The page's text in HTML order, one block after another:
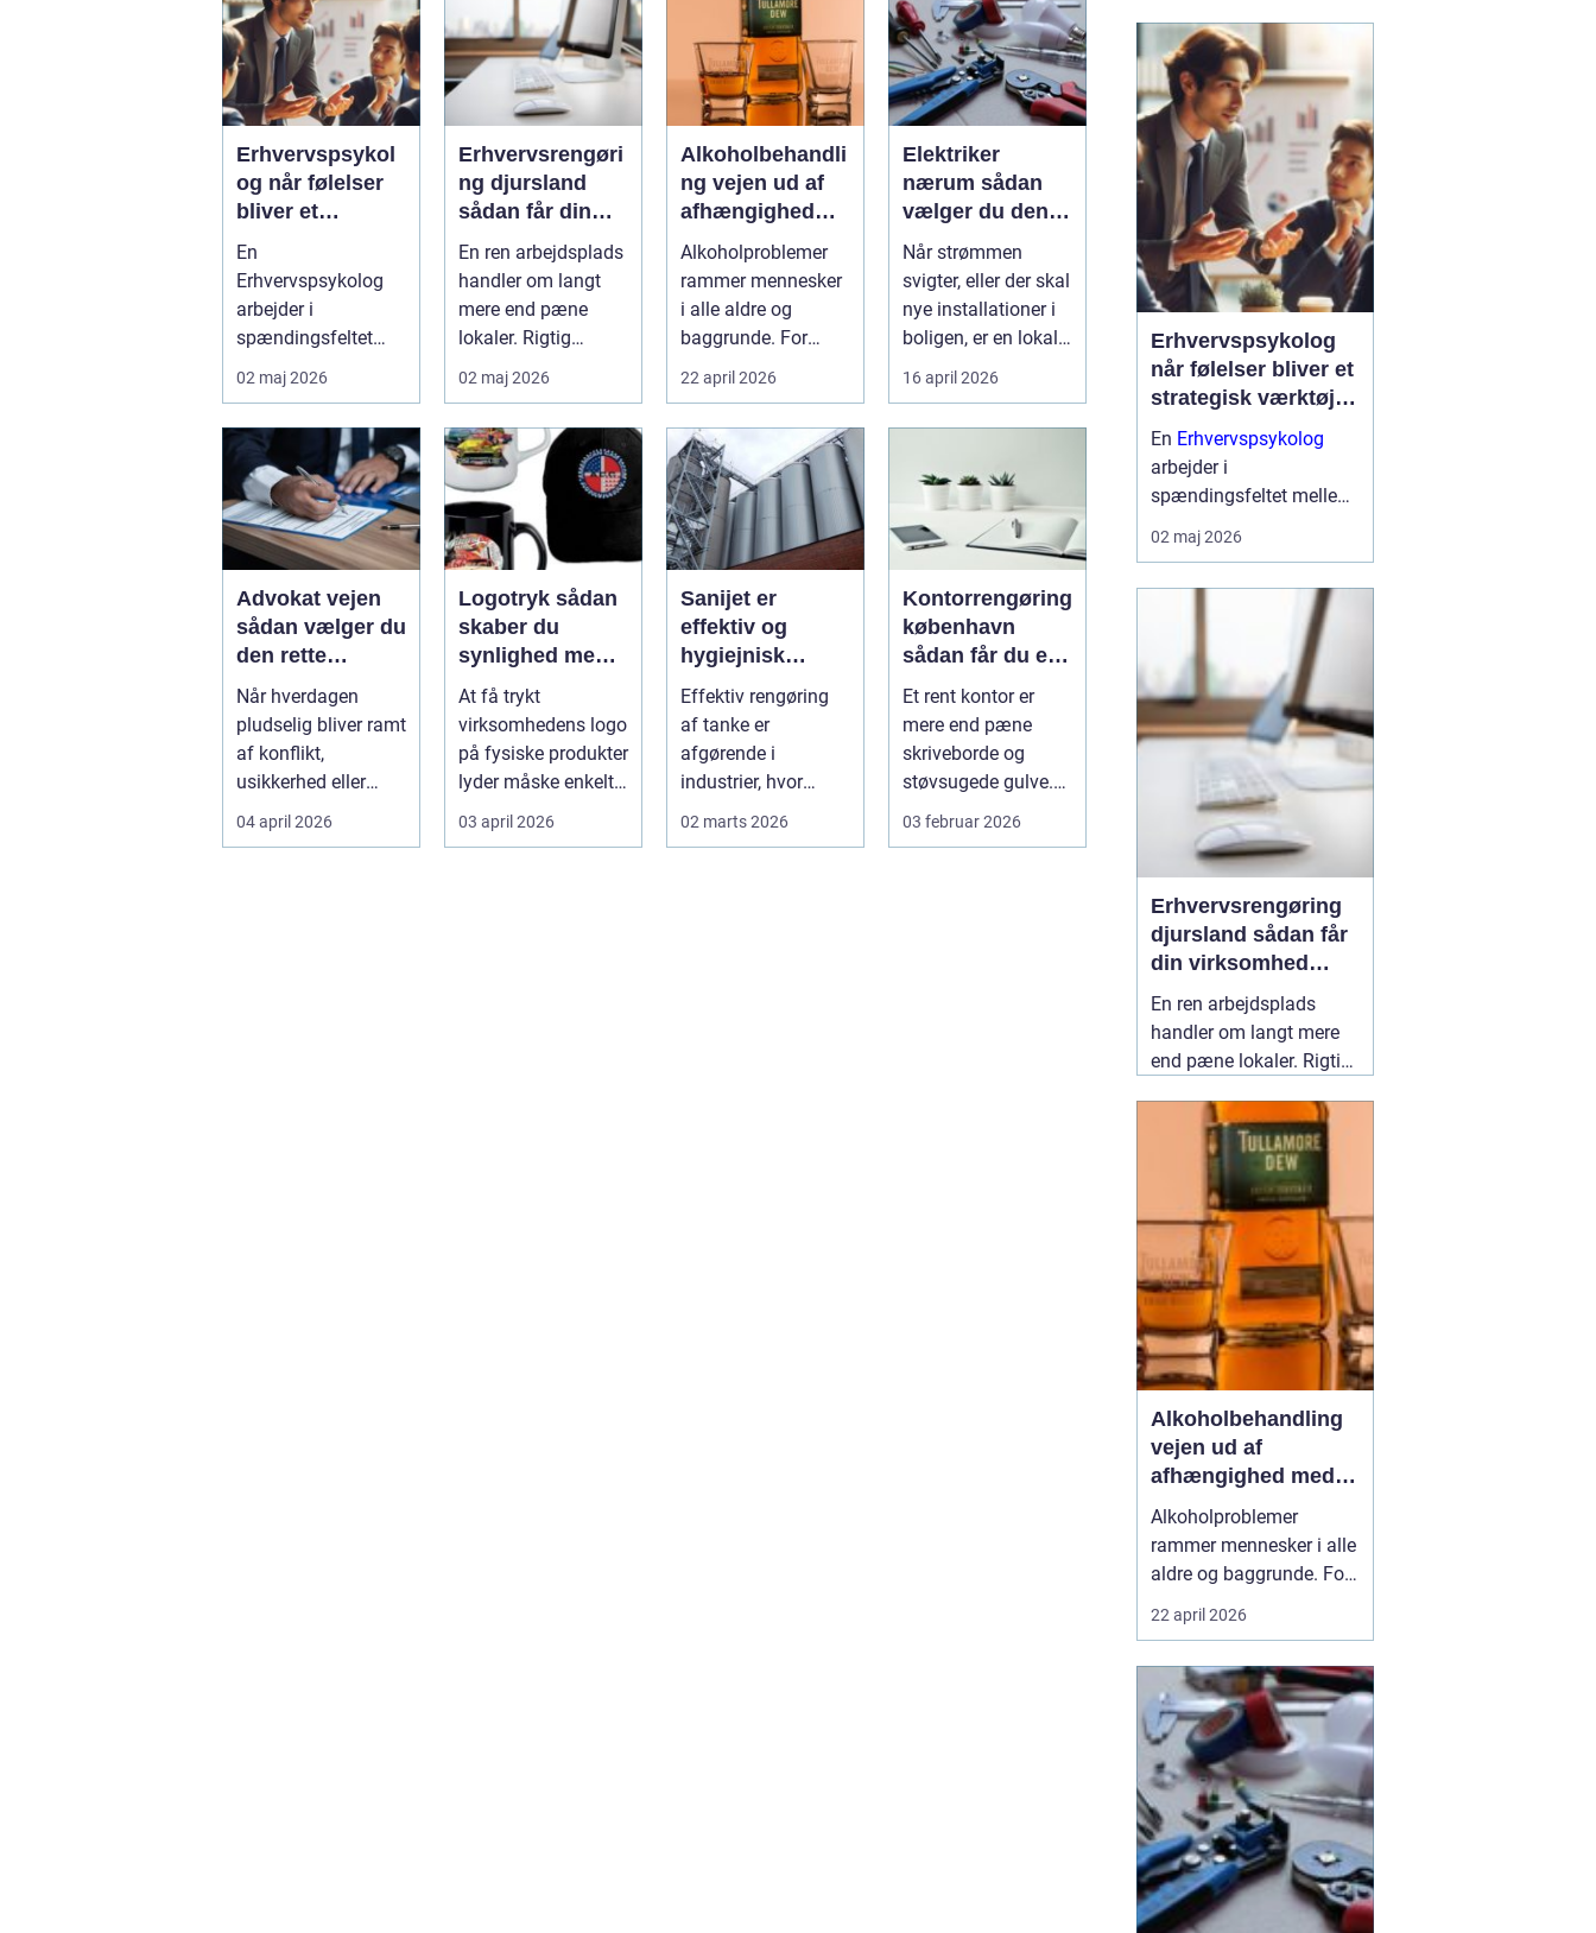
Erhvervspsykol
og når følelser
bliver et
strategisk
værktøj i
arbejdslivet
En
Erhvervspsykolog
arbejder i
spændingsfeltet
mellem mennesker
og forretning. Fokus
er ikke kun på ...
02 maj 2026
Erhvervsrengøri
ng djursland
sådan får din
virksomhed
mest muligt ud
af rengøringen
En ren arbejdsplads
handler om langt
mere end pæne
lokaler. Rigtig
mange
virksomheder på
Djursland o...
02 maj 2026
Alkoholbehandli
ng vejen ud af
afhængighed
med
professionel
støtte
Alkoholproblemer
rammer mennesker
i alle aldre og
baggrunde. For
mange starter det
med hyggedrik på ...
22 april 2026
Elektriker
nærum sådan
vælger du den
rette fagmand til
dine el-opgaver
Når strømmen
svigter, eller der skal
nye installationer i
boligen, er en lokal
og pålidelig
elektrik...
16 april 2026
Advokat vejen
sådan vælger du
den rette
juridiske hjælp
lokalt
Når hverdagen
pludselig bliver ramt
af konflikt,
usikkerhed eller
store beslutninger,
kan en lokal a...
04 april 2026
Logotryk sådan
skaber du
synlighed med
simple midler
At få trykt
virksomhedens logo
på fysiske produkter
lyder måske enkelt.
Men gjort rigtigt kan
logotr...
03 april 2026
Sanijet er
effektiv og
hygiejnisk
tankrensning til
krævende
industrier
Effektiv rengøring
af tanke er
afgørende i
industrier, hvor
02 marts 2026
Kontorrengøring
københavn
sådan får du et
sundt og
præsentabelt
arbejdsmiljø
Et rent kontor er
mere end pæne
skriveborde og
støvsugede gulve.
For mange
03 februar 2026
større events i
hovedstadsområdet.
Brandvagter...
Erhvervspsykolog
når følelser bliver et
strategisk værktøj i
arbejdslivet
En Erhvervspsykolog
arbejder i
spændingsfeltet mellem
mennesker og forretning.
Fokus er ikke kun på
samarbejde, ledelse og
resultater. Når vi forstår
de følelser og relationer,
der drive...
02 maj 2026
Erhvervsrengøring
djursland sådan får
din virksomhed
mest muligt ud af
rengøringen
En ren arbejdsplads
handler om langt mere
end pæne lokaler. Rigtig
Djursland oplever, at
professionel rengøring
giver ro i hverdagen,
færre sygedage og et
bedre førstehåndsindtryk
over for kunder. Når vi
taler om02 maj 2026
Alkoholbehandling
vejen ud af
afhængighed med
professionel støtte
Alkoholproblemer
rammer mennesker i alle
aldre og baggrunde. For
mange starter det med
hyggedrik på arbejde
langsomt får alkoholen
mere magt over
hverdagen. Når drikkeriet
begynder at styre tanker,
relationer og helbred,
kan
22 april 2026